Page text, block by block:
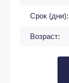
Срок (дни):
Возраст: